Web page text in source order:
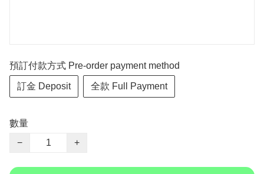
預訂付款方式 Pre-order payment method
訂金 Deposit 全款 Full Payment
數量
−
+